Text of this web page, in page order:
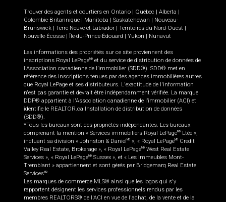
Trouver des agents et courtiers en Ontario Québec Alberta
Colombie-Britannique
Manitoba Saskatchewan
Nouveau-
Brunswick
Terre-Neuve-et-Labrador Territoires du Nord-Ouest
Nouvelle-Écosse
Île-du-Prince-Édouard Yukon Nunavut
Les informations des propriétés sur ce site proviennent des
inscriptions Royal LePageMD et du service de distribution de données de
l'Association canadienne de l’immobilier (SDD®). SDD® met en
référence des inscriptions tenues par des agences immobilières autres
que Royal LePage et ses distributeurs. L'exactitude de l'information
n'est pas garantie et devrait être indépendamment vérifiée. La marque
DDF® appartient à l'Association canadienne de l’immobilier (ACI) et
identifie le REALTOR.ca Installation de distribution de données
(SDD®).
*Tous les bureaux sont des propriétés indépendantes. Les bureaux
comprenant la mention « Services immobiliers Royal LePageMD
Ltée »,
incluant sa division « Johnston & Daniel MD », « Royal LePageMD
Credit
Valley Real Estate, Brokerage », « Royal LePageMD West Real Estate
Services », « Royal LePageMD Sussex », et « Les immeubles Mont-
Tremblant » appartiennent et sont gérés par Bridgemarq Real Estate
ServicesMD.
Les marques de commerce MLS® ainsi que les logos qui s'y
rapportent désignent les services professionnels rendus par les
membres REALTORS® de l'ACI en vue de l'achat, de la vente et de la